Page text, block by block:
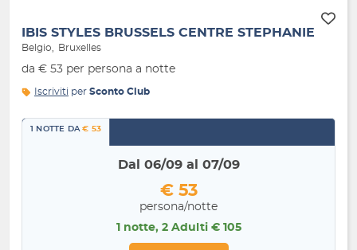
IBIS STYLES BRUSSELS CENTRE STEPHANIE
Belgio Bruxelles
da € 53 per persona a notte
Iscriviti per Sconto Club
1 NOTTE DA€ 53
Dal 06/09 al 07/09
€ 53
persona/notte
1 notte, 2 Adulti € 105